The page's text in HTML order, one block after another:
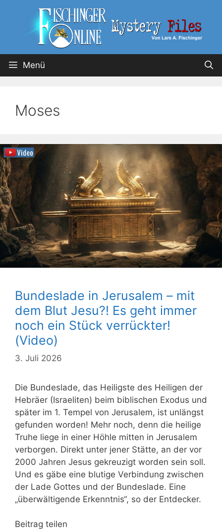
Menü
Moses
Bundeslade in Jerusalem – mit
dem Blut Jesu?! Es geht immer
noch ein Stück verrückter!
(Video)
3. Juli 2026
Die Bundeslade, das Heiligste des Heiligen der
Hebräer (Israeliten) beim biblischen Exodus und
später im 1. Tempel von Jerusalem, ist unlängst
gefunden worden! Mehr noch, denn die heilige
Truhe liege in einer Höhle mitten in Jerusalem
verborgen. Direkt unter jener Stätte, an der vor
2000 Jahren Jesus gekreuzigt worden sein soll.
Und es gäbe eine blutige Verbindung zwischen
der Lade Gottes und der Bundeslade. Eine
„überwältigende Erkenntnis“, so der Entdecker.
Beitrag teilen